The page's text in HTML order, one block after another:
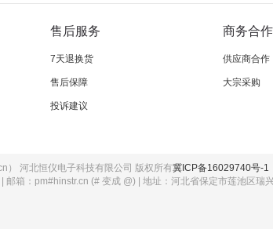
售后服务
7天退换货
售后保障
投诉建议
商务合作
供应商合作
大宗采购
） 河北恒仪电子科技有限公司 版权所有冀ICP备16029740号-1
邮箱：pm#hinstr.cn (# 变成 @) | 地址：河北省保定市莲池区瑞